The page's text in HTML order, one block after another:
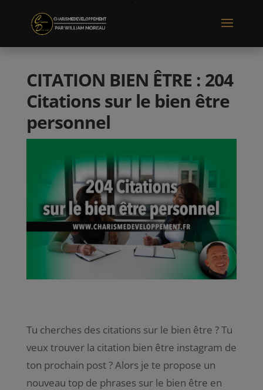
CITATION BIEN ÊTRE : 204
Citations sur le bien être
personnel
Tu cherches des citations sur le bien être ? Tu
veux trouver la citation bien être instagram de
ton prochain post ? Alors je te propose un
nouveau top de phrases sur le bien être en